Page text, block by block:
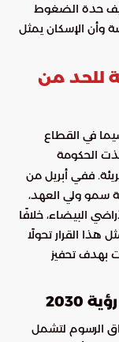
حدة الضغوط
وأن الإسكان يمثل
للحد من
في القطاع
الحكومة
ففي أبريل من
سمو ولي العهد،
على الأراضي البيضاء، خلافًا
التي لم تتجاوز 2.5%. يمثل هذا القرار تحولًا
بهدف تحفيز
الرسوم لتشمل